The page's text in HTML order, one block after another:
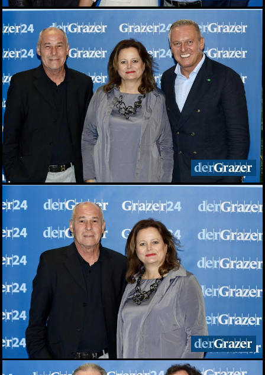
28.06.2026
Live aus dem Rathaus:
Das war Wahlsonntag in
Graz 2026, TEIL 1
28.06.2026
Pride: Graz feierte bei der
CSD-Parade unterm
Regenbogen
Das war das sFinks
Sommerfest 2026
Latin Live am Grazer
Lendplatz
25.06.2026
Fun while it lasted -
Augartenfest 2026 fiel ins
Wasser
20.06.2026
Sommercocktail der
Immobilienwirtschaft
2026
Marktfest am Lendplatz
19.06.2026
Big Bottle Schaumwein-
Party im Rosengarten des
Parkhotels